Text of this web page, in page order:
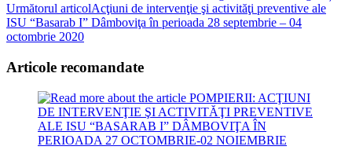
more
articles
Următorul articolAcţiuni de intervenţie şi activităţi preventive ale
ISU “Basarab I” Dâmboviţa în perioada 28 septembrie – 04
octombrie 2020
Articole recomandate